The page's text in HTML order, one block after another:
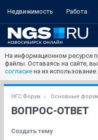
Недвижимость Работа
На информационном ресурсе
файлы. Оставаясь на сайте,
согласие на их использование.
НГС.Форум Основные
ВОПРОС-ОТВЕТ
Создать тему